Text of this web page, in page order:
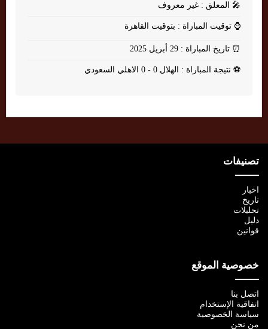
🎤 المعلق : غير معروف
⌚ توقيت المباراة : بتوقيت القاهرة
⏰ تاريخ المباراة : 29 أبريل 2025
⚽ نتيجة المباراة : الهلال 0 - 0 الاهلي السعودي
تصنيفات
اخبار
تاريخ
تحليلات
دليل
قوانين
خصوصية الموقع
اتصل بنا
اتفاقية الإستخدام
سياسة الخصوصية
من نحن